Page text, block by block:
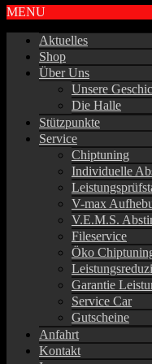
MENU
Aktuelles
Shop
Über Uns
Unsere
Die Halle
Stützpunkte
Service
Chiptuning
Individuelle
V-max
V.E.M.S.
Fileservice
Öko
Garantie
Service Car
Gutscheine
Anfahrt
Kontakt